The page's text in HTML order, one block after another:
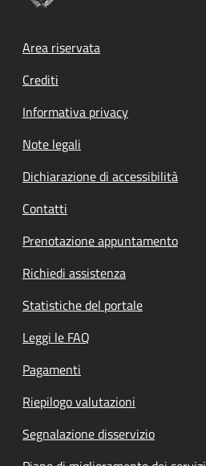
Footer menu
Area riservata
Crediti
Informativa privacy
Note legali
Dichiarazione di accessibilità
Contatti
Prenotazione appuntamento
Richiedi assistenza
Statistiche del portale
Leggi le FAQ
Pagamenti
Riepilogo valutazioni
Segnalazione disservizio